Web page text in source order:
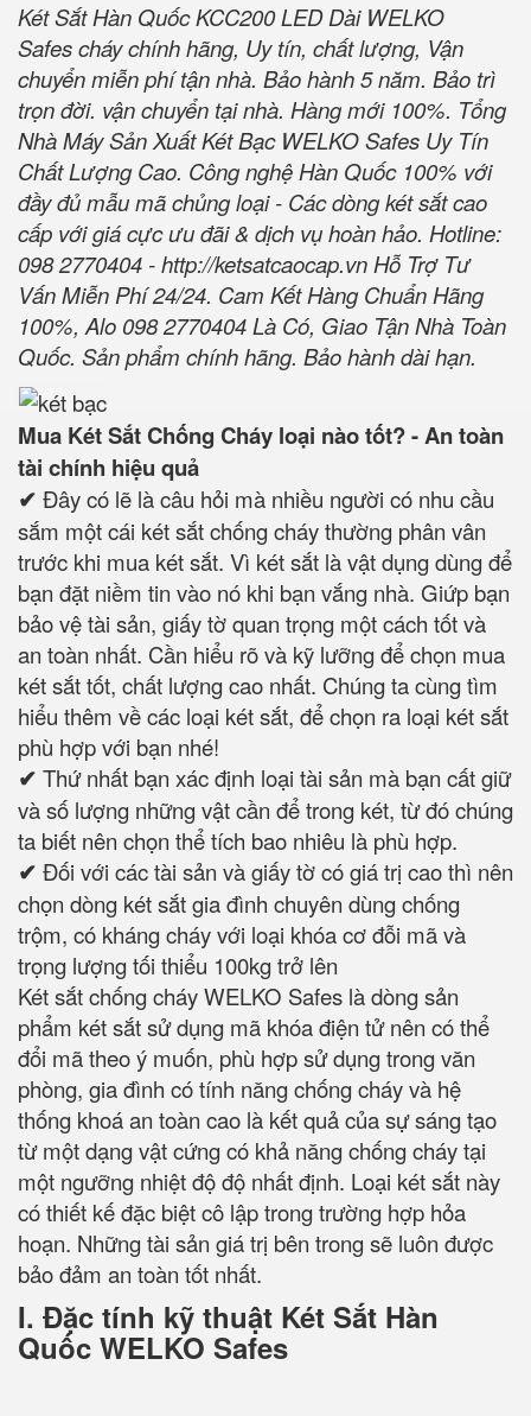
Két Sắt Hàn Quốc KCC200 LED Dài WELKO
Safes cháy chính hãng, Uy tín, chất lượng, Vận
chuyển miễn phí tận nhà. Bảo hành 5 năm. Bảo trì
trọn đời. vận chuyển tại nhà. Hàng mới 100%. Tổng
Nhà Máy Sản Xuất Két Bạc WELKO Safes Uy Tín
Chất Lượng Cao. Công nghệ Hàn Quốc 100% với
đầy đủ mẫu mã chủng loại - Các dòng két sắt cao
cấp với giá cực ưu đãi & dịch vụ hoàn hảo. Hotline:
098 2770404 -http://ketsatcaocap.vn Hỗ Trợ Tư
Vấn Miễn Phí 24/24. Cam Kết Hàng Chuẩn Hãng
100%, Alo 098 2770404 Là Có, Giao Tận Nhà Toàn
Quốc. Sản phẩm chính hãng. Bảo hành dài hạn.
Mua Két Sắt Chống Cháy loại nào tốt? - An toàn
tài chính hiệu quả
✔ Đây có lẽ là câu hỏi mà nhiều người có nhu cầu
sắm một cái két sắt chống cháy thường phân vân
trước khi mua két sắt. Vì két sắt là vật dụng dùng để
bạn đặt niềm tin vào nó khi bạn vắng nhà. Giứp bạn
bảo vệ tài sản, giấy tờ quan trọng một cách tốt và
an toàn nhất. Cần hiểu rõ và kỹ lưỡng để chọn mua
két sắt tốt, chất lượng cao nhất. Chúng ta cùng tìm
hiểu thêm về các loại két sắt, để chọn ra loại két sắt
phù hợp với bạn nhé!
✔ Thứ nhất bạn xác định loại tài sản mà bạn cất giữ
và số lượng những vật cần để trong két, từ đó chúng
ta biết nên chọn thể tích bao nhiêu là phù hợp.
✔ Đối với các tài sản và giấy tờ có giá trị cao thì nên
chọn dòng két sắt gia đình chuyên dùng chống
trộm, có kháng cháy với loại khóa cơ đỗi mã và
trọng lượng tối thiểu 100kg trở lên
Két sắt chống cháy WELKO Safes là dòng sản
phẩm két sắt sử dụng mã khóa điện tử nên có thể
đổi mã theo ý muốn, phù hợp sử dụng trong văn
phòng, gia đình có tính năng chống cháy và hệ
thống khoá an toàn cao là kết quả của sự sáng tạo
từ một dạng vật cứng có khả năng chống cháy tại
một ngưỡng nhiệt độ độ nhất định. Loại két sắt này
có thiết kế đặc biệt cô lập trong trường hợp hỏa
hoạn. Những tài sản giá trị bên trong sẽ luôn được
bảo đảm an toàn tốt nhất.
I. Đặc tính kỹ thuật Két Sắt Hàn
Quốc WELKO Safes